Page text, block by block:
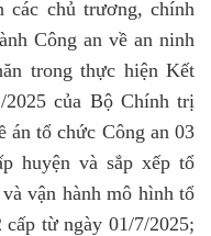
các chủ trương, chính
Công an về an ninh
trong thực hiện Kết
2025 của Bộ Chính trị
án tổ chức Công an 03
huyện và sắp xếp tổ
vận hành mô hình tổ
từ ngày 01/7/2025;